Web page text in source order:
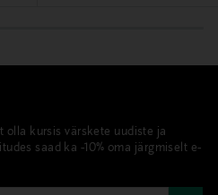
olla kursis värskete uudiste ja
saad ka -10% oma järgmiselt e-